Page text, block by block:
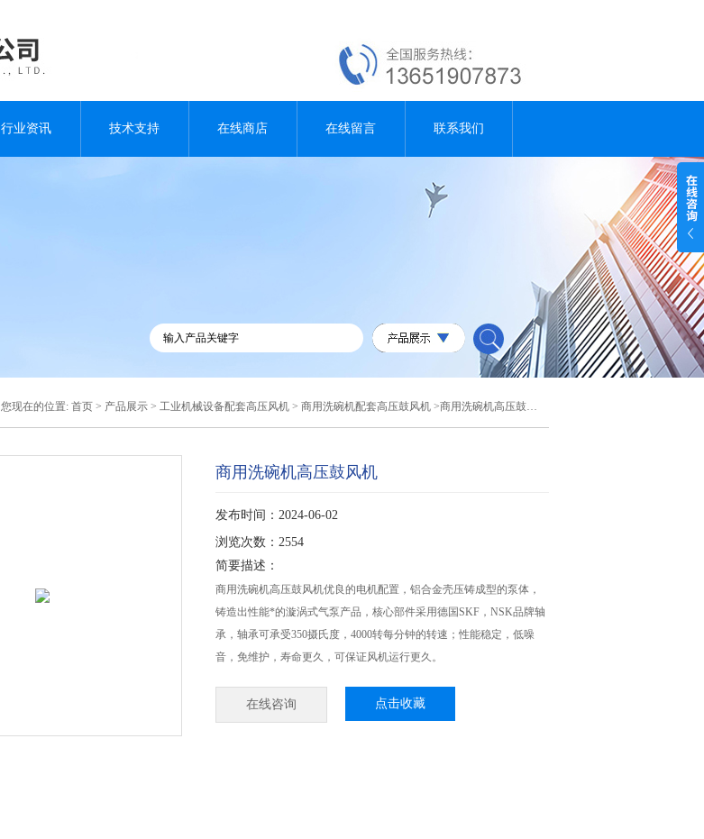
行业资讯 技术支持 在线商店 在线留言 联系我们
您现在的位置: 首页 > 产品展示 > 工业机械设备配套高压风机 > 商用洗碗机配套高压鼓风机 >商用洗碗机高压鼓风机
商用洗碗机高压鼓风机
发布时间：2024-06-02
浏览次数：2554
简要描述：
商用洗碗机高压鼓风机优良的电机配置，铝合金壳压铸成型的泵体，
铸造出性能*的漩涡式气泵产品，核心部件采用德国SKF，NSK品牌轴
承，轴承可承受350摄氏度，4000转每分钟的转速；性能稳定，低噪
音，免维护，寿命更久，可保证风机运行更久。
在线咨询 点击收藏